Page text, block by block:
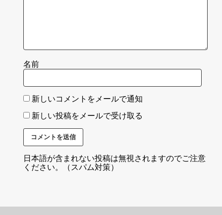
名前
新しいコメントをメールで通知
新しい投稿をメールで受け取る
日本語が含まれない投稿は無視されますのでご注意
ください。（スパム対策）